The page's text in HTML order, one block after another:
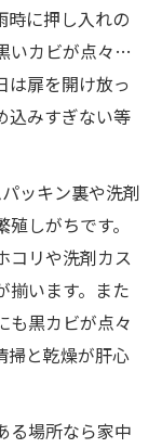
時に押し入れの
いカビが点々…
は扉を開け放っ
込みすぎない等
ッキン裏や洗剤
しがちです。
コリや洗剤カス
揃います。また
も黒カビが点々
掃と乾燥が肝心
る場所なら家中